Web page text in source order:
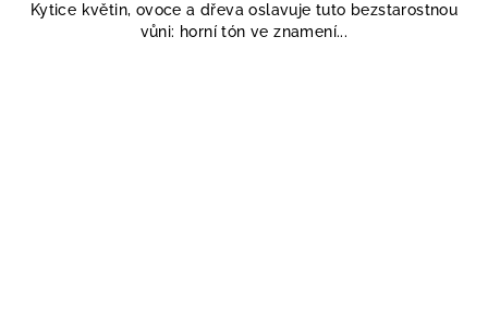
z
5
Kytice květin, ovoce a dřeva oslavuje tuto bezstarostnou
vůni: horní tón ve znamení...